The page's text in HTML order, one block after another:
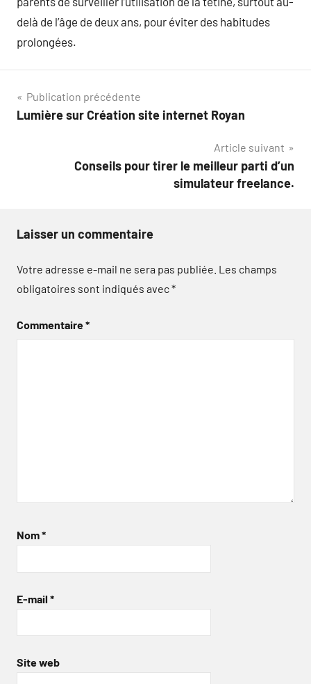
delà de l’âge de deux ans, pour éviter des habitudes
prolongées.
Navigation
de
Publication précédente
Lumière sur Création site internet Royan
Article suivant
Conseils pour tirer le meilleur parti d’un
simulateur freelance.
Laisser un commentaire
Votre adresse e-mail ne sera pas publiée. Les champs
obligatoires sont indiqués avec*
Commentaire*
Nom*
E-mail *
Site web